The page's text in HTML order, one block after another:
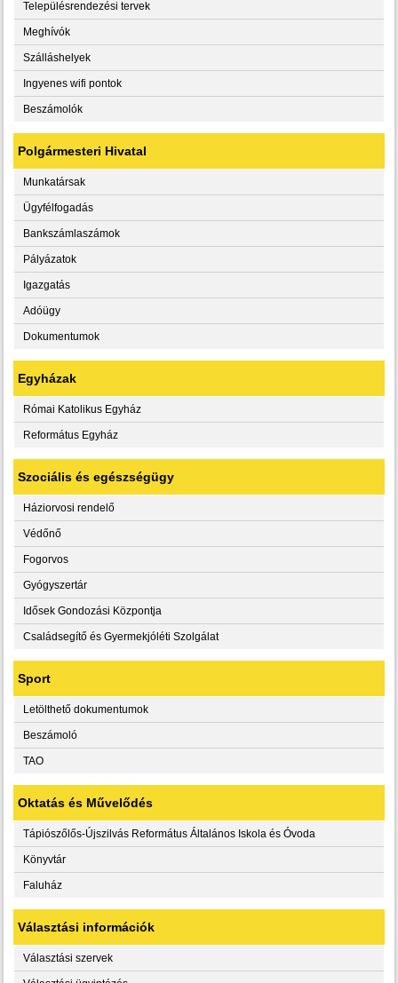
Településrendezési tervek
Meghívók
Szálláshelyek
Ingyenes wifi pontok
Beszámolók
Polgármesteri Hivatal
Munkatársak
Ügyfélfogadás
Bankszámlaszámok
Pályázatok
Igazgatás
Adóügy
Dokumentumok
Egyházak
Római Katolikus Egyház
Református Egyház
Szociális és egészségügy
Háziorvosi rendelő
Védőnő
Fogorvos
Gyógyszertár
Idősek Gondozási Központja
Családsegítő és Gyermekjóléti Szolgálat
Sport
Letölthető dokumentumok
Beszámoló
TAO
Oktatás és Művelődés
Tápiószőlős-Újszilvás Református Általános Iskola és Óvoda
Könyvtár
Faluház
Választási információk
Választási szervek